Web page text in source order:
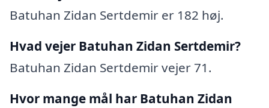
Batuhan Zidan Sertdemir er 182 høj.
Hvad vejer Batuhan Zidan Sertdemir?
Batuhan Zidan Sertdemir vejer 71.
Hvor mange mål har Batuhan Zidan